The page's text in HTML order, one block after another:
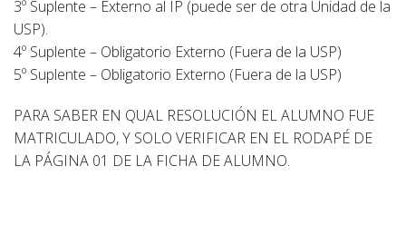
3º Suplente – Externo al IP (puede ser de otra Unidad de la
USP).
4º Suplente – Obligatorio Externo (Fuera de la USP)
5º Suplente – Obligatorio Externo (Fuera de la USP)
PARA SABER EN QUAL RESOLUCIÓN EL ALUMNO FUE
MATRICULADO, Y SOLO VERIFICAR EN EL RODAPÉ DE
LA PÁGINA 01 DE LA FICHA DE ALUMNO.